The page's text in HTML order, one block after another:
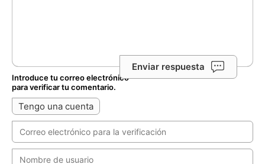
Enviar respuesta
Introduce tu correo electrónico
para verificar tu comentario.
Tengo una cuenta